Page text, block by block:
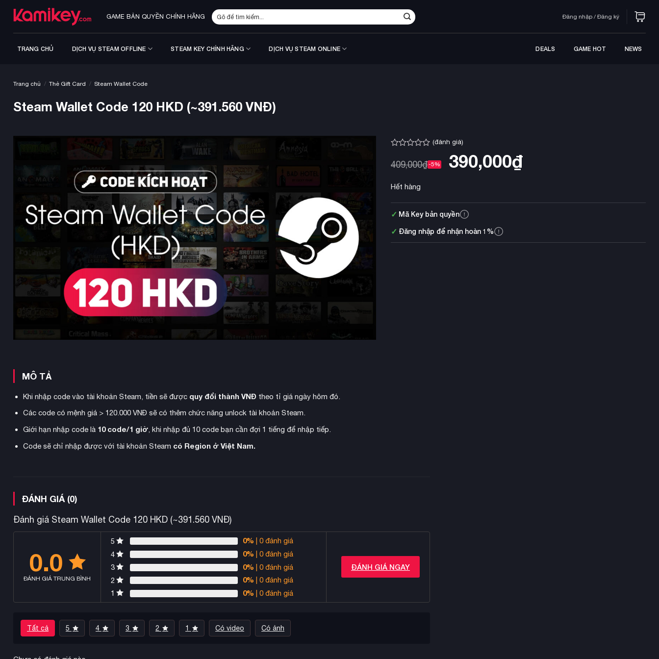
GAME BẢN QUYỀN CHÍNH HÃNG
Tìm
kiếm:
Đăng nhập / Đăng ký
TRANG CHỦ DỊCH VỤ STEAM OFFLINE STEAM KEY CHÍNH HÃNG DỊCH VỤ STEAM ONLINE DEALS GAME HOT NEWS
Trang chủ / Thẻ Gift Card / Steam Wallet Code
Steam Wallet Code 120 HKD (~391.560 VNĐ)
xếp
hạng
5
(đánh giá)
409,000₫-5% 390,000₫
Hết hàng
✓ Mã Key bản quyền
✓ Đăng nhập để nhận hoàn 1%
Mô tả Đánh giá (0)
MÔ TẢ
Khi nhập code vào tài khoản Steam, tiền sẽ được quy đổi thành VNĐ theo tỉ giá ngày hôm đó.
Các code có mệnh giá > 120.000 VNĐ sẽ có thêm chức năng unlock tài khoản Steam.
Giới hạn nhập code là 10 code/1 giờ, khi nhập đủ 10 code bạn cần đợi 1 tiếng để nhập tiếp.
Code sẽ chỉ nhập được với tài khoản Steam có Region ở Việt Nam.
ĐÁNH GIÁ (0)
Đánh giá Steam Wallet Code 120 HKD (~391.560 VNĐ)
0.0
ĐÁNH GIÁ TRUNG BÌNH
5 0% | 0 đánh giá
4
0% | 0 đánh giá
3
0% | 0 đánh giá
2
0% | 0 đánh giá
1
0% | 0 đánh giá
ĐÁNH GIÁ NGAY
Tất cả 5 4 3 2 1 Có video Có ảnh